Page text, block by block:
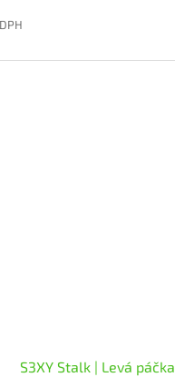
S3XY Stalk | Levá páčka